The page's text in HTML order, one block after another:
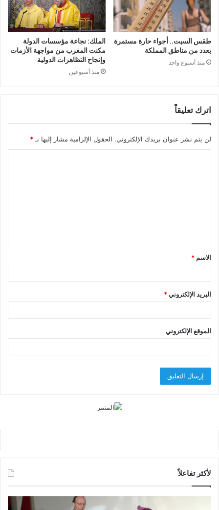
طقس السبت.. أجواء حارة مستمرة
بعدد من مناطق المملكة
منذ أسبوع واحد
الملك: نجاعة مؤسسات الدولة
مكنت المغرب من مواجهة الأزمات
وإنجاح التظاهرات الدولية
منذ أسبوعين
اترك تعليقاً
لن يتم نشر عنوان بريدك الإلكتروني. الحقول الإلزامية مشار إليها بـ *
ق
*
الاسم *
البريد الإلكتروني*
الموقع الإلكتروني
لأكثر تفاعلاً